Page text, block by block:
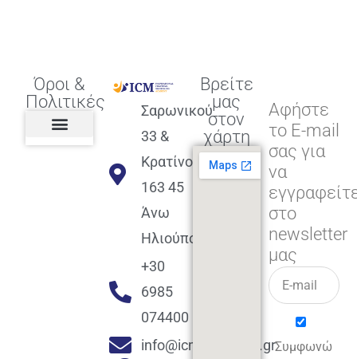
Όροι &
Πολιτικές
Σαρωνικού
33 &
Κρατίνου
163 45
Άνω
Ηλιούπολη
+30
6985
074400
info@icmacademy.gr
Βρείτε
μας
στον
χάρτη
Αφήστε
το E-mail
σας για
να
στο
newsletter
μας
Συμφωνώ